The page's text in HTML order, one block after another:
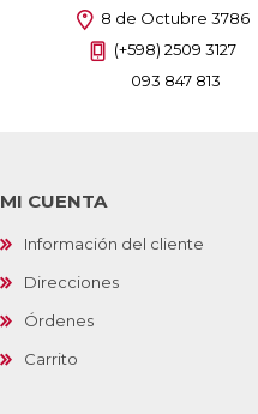
8 de Octubre 3786
(+598) 2509 3127
093 847 813
MI CUENTA
Información del cliente
Direcciones
Órdenes
Carrito